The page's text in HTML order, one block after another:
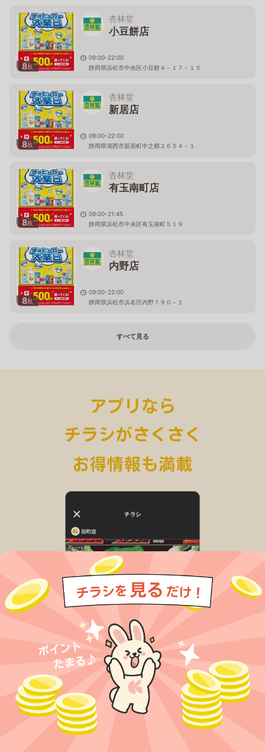
8枚
杏林堂
小豆餅店
09:00-22:00
静岡県浜松市中央区小豆餅４－１７－１５
8枚
杏林堂
新居店
09:00-22:00
静岡県湖西市新居町中之郷２６５４－１
8枚
杏林堂
有玉南町店
09:00-21:45
静岡県浜松市中央区有玉南町５１９
8枚
杏林堂
内野店
09:00-22:00
静岡県浜松市浜名区内野７９０－１
すべて見る